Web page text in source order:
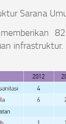
Sarana
infrastruktur.